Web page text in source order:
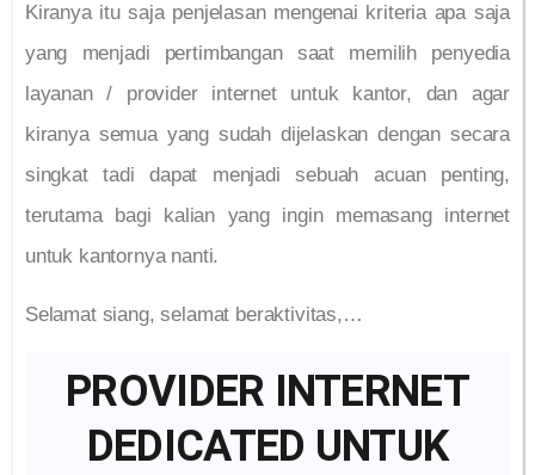
Kiranya itu saja penjelasan mengenai kriteria apa saja
yang menjadi pertimbangan saat memilih penyedia
layanan / provider internet untuk kantor, dan agar
kiranya semua yang sudah dijelaskan dengan secara
singkat tadi dapat menjadi sebuah acuan penting,
terutama bagi kalian yang ingin memasang internet
untuk kantornya nanti.
Selamat siang, selamat beraktivitas,…
PROVIDER INTERNET
DEDICATED UNTUK